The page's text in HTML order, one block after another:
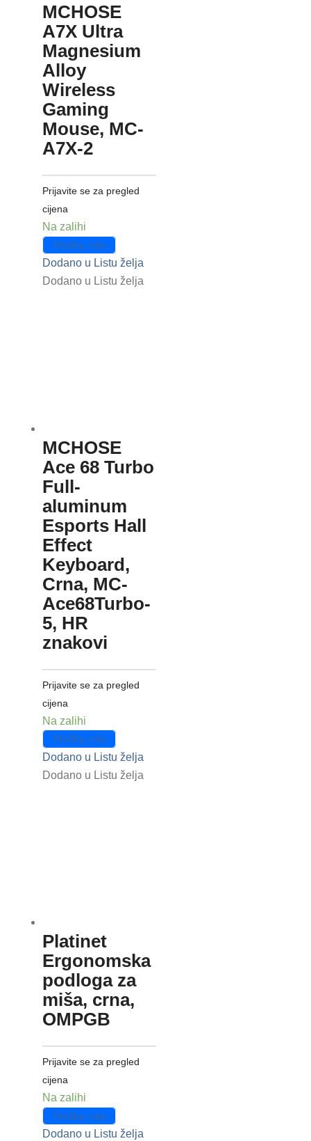
MCHOSE
A7X Ultra
Magnesium
Alloy
Wireless
Gaming
Mouse, MC-
A7X-2
Prijavite se za pregled
cijena
Na zalihi
Pročitaj više
Dodano u Listu želja
Dodano u Listu želja
MCHOSE
Ace 68 Turbo
Full-
aluminum
Esports Hall
Effect
Keyboard,
Crna, MC-
Ace68Turbo-
5, HR
znakovi
Prijavite se za pregled
cijena
Na zalihi
Pročitaj više
Dodano u Listu želja
Dodano u Listu želja
Platinet
Ergonomska
podloga za
miša, crna,
OMPGB
Prijavite se za pregled
cijena
Na zalihi
Pročitaj više
Dodano u Listu želja